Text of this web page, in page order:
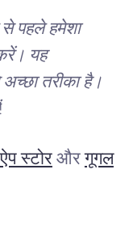
पहले हमेशा
यह
तरीका है।
स्टोरऔरगूगल